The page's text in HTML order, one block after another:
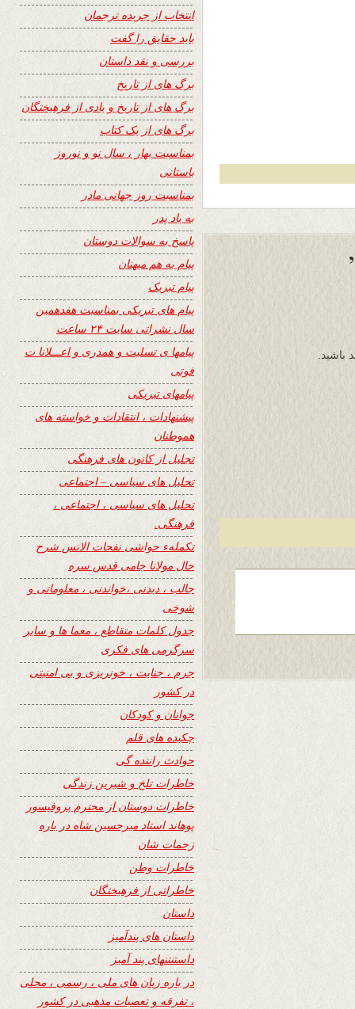
باشید.
انتخاب از جریده ترجمان
باید حقایق را گفت
بررسی و نقد داستان
برگ های از تاریخ
برگ های از تاریخ و یادی از فرهیختگان
برگ های از یک کتاب
بمناسبت بهار ، سال نو و نوروز
باستانی
بمناسبت روز جهانی مادر
به یاد پدر
پاسخ به سوالات دوستان
پیام به هم میهنان
پیام تبریک
پیام های تبریکی بمناسبت هفدهمین
سال نشراتی سایت ۲۴ ساعت
پیامها ی تسلیت و همدری و اعـــلانا ت
فوتی
پیامهای تبریکی
پیشنهادات ، انتقادات و خواسته های
هموطنان
تجلیل از کانون های فرهنگی
تحلیل های سیاسی – اجتماعی
تحلیل های سیاسی ، اجتماعی ،
فرهنگی.
تکملهء حواشی نفحات الانس شرح
حال مولانا جامی قدس سره
جالب ، دیدنی ،خواندنی ، معلوماتی و
شوخی
جدول کلمات متقاطع ، معما ها و سایر
سرگرمی های فکری
جرم ، جنایت ، خونریزی و بی امنیتی
در کشور
جوانان و کودکان
چکیده های قلم
حوادث راننده گی
خاطرات تلخ و شیرین زندگی
خاطرات دوستان از محترم پروفیسور
پوهاند استاد میرحسین شاه در باره
زحمات شان
خاطرات وطن
خاطراتی از فرهیختگان
داستان
داستان های پندآمیز
داستنتنهای پند آمیز
در باره زبان های ملی ، رسمی ، محلی
، تفرقه و تعصبات مذهبی در کشور